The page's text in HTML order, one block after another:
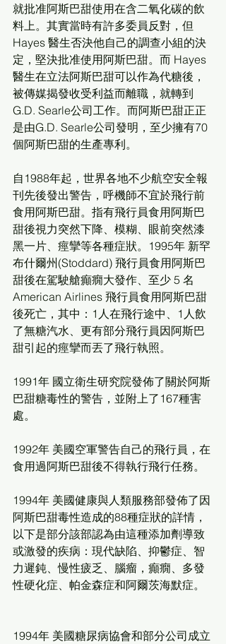
就批准阿斯巴甜使用在含二氧化碳的飲
料上。其實當時有許多委員反對，但
Hayes 醫生否決他自己的調查小組的決
定，堅決批准使用阿斯巴甜。而 Hayes
醫生在立法阿斯巴甜可以作為代糖後，
被傳媒揭發收受利益而離職，就轉到
G.D. Searle公司工作。而阿斯巴甜正正
是由G.D. Searle公司發明，至少擁有70
個阿斯巴甜的生產專利。
自1988年起，世界各地不少航空安全報
刊先後發出警告，呼機師不宜於飛行前
食用阿斯巴甜。指有飛行員食用阿斯巴
甜後視力突然下降、模糊、眼前突然漆
黑一片、痙攣等各種症狀。1995年 新罕
布什爾州(Stoddard) 飛行員食用阿斯巴
甜後在駕駛艙癲癇大發作、至少 5 名
American Airlines 飛行員食用阿斯巴甜
後死亡，其中：1人在飛行途中、1人飲
了無糖汽水、更有部分飛行員因阿斯巴
甜引起的痙攣而丟了飛行執照。
1991年 國立衛生研究院發佈了關於阿斯
巴甜糖毒性的警告，並附上了167種害
處。
1992年 美國空軍警告自己的飛行員，在
食用過阿斯巴甜後不得執行飛行任務。
1994年 美國健康與人類服務部發佈了因
阿斯巴甜毒性造成的88種症狀的詳情，
以下是部分該部認為由這種添加劑導致
或激發的疾病：現代缺陷、抑鬱症、智
力遲鈍、慢性疲乏、腦瘤，癲癇、多發
性硬化症、帕金森症和阿爾茨海默症。
1994年 美國糖尿病協會和部分公司成立